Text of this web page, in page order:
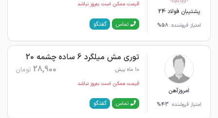
پشتیبان فولاد 24
امتیاز فروشنده: 58%
قیمت ممکن است به‌روز نباشد
تماس گفتگو
امروزآهن
امتیاز فروشنده: 43%
توری مش میلگرد 6 ساده چشمه 20
10 ماه پیش 28,900 تومان
قیمت ممکن است به‌روز نباشد
تماس گفتگو